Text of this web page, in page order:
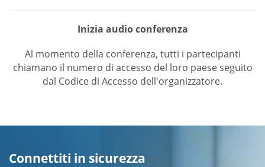
Inizia audio conferenza
Al momento della conferenza, tutti i partecipanti
chiamano il numero di accesso del loro paese seguito
dal Codice di Accesso dell'organizzatore.
Connettiti in sicurezza